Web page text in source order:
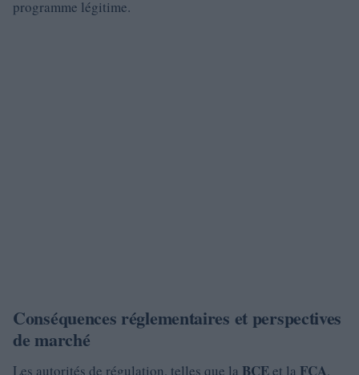
programme légitime.
Conséquences réglementaires et perspectives
de marché
Les autorités de régulation, telles que la BCEet la FCA,